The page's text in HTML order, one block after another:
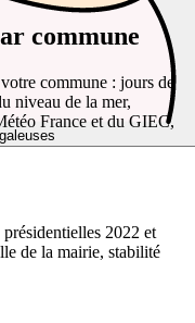
commune
commune : jours de
niveau de la mer,
France et du GIEC,
2022 et
de la mairie, stabilité